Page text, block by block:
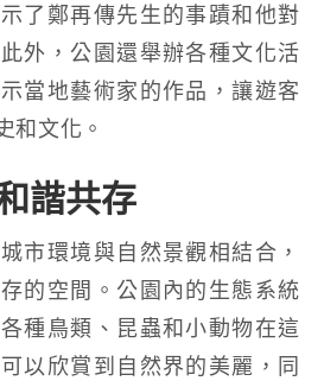
了鄭再傳先生的事蹟和他對
外，公園還舉辦各種文化活
當地藝術家的作品，讓遊客
和文化。
諧共存
市環境與自然景觀相結合，
的空間。公園內的生態系統
種鳥類、昆蟲和小動物在這
以欣賞到自然界的美麗，同